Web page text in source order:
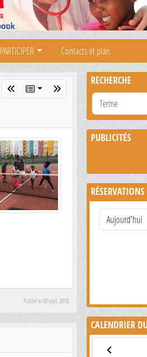
PARTICIPER Contacts et plan
Publié le08 sept. 2018
RECHERCHE
PUBLICITÉS
RÉSERVATIONS
CALENDRIER